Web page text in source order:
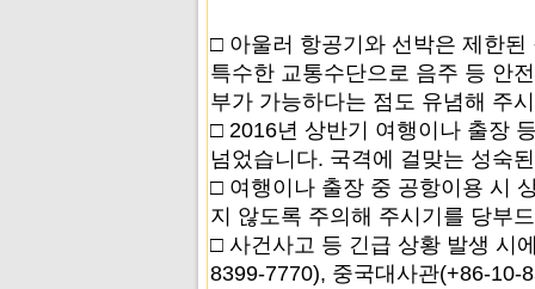
□ 아울러 항공기와 선박은 제한
특수한 교통수단으로 음주 등 안
부가 가능하다는 점도 유념해 주
□ 2016년 상반기 여행이나 출장
넘었습니다. 국격에 걸맞는 성숙
□ 여행이나 출장 중 공항이용 시
지 않도록 주의해 주시기를 당부
□ 사건사고 등 긴급 상황 발생 시
8399-7770), 중국대사관(+86-10-